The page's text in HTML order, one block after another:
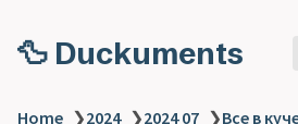
🦆 Duckuments
Home ❯2024 ❯2024 07 ❯Все в